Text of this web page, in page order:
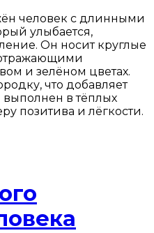
человек с длинными
улыбается,
Он носит круглые
и зелёном цветах.
что добавляет
в тёплых
позитива и лёгкости.